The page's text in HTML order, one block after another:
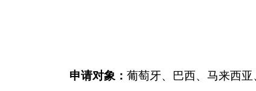
申请对象： 葡萄牙、巴西、马来西